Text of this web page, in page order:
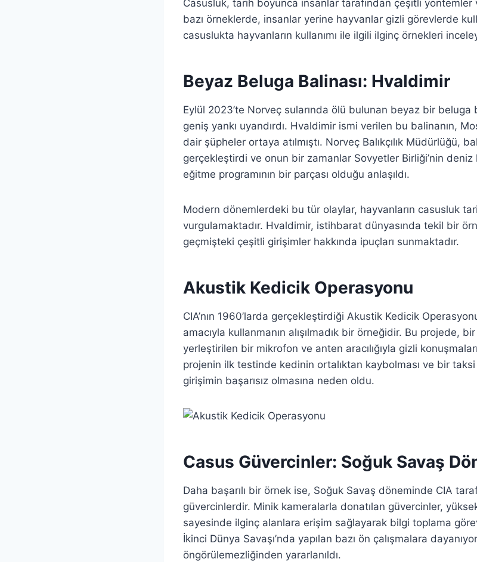
Casusluk, tarih boyunca insanlar tarafından çeşitli
bazı örneklerde, insanlar yerine hayvanlar gizli görevlerde
casuslukta hayvanların kullanımı ile ilgili ilginç örnekleri
Beyaz Beluga Balinası: Hvaldimir
Eylül 2023’te Norveç sularında ölü bulunan beyaz bir beluga
geniş yankı uyandırdı. Hvaldimir ismi verilen bu balinanın,
dair şüpheler ortaya atılmıştı. Norveç Balıkçılık Müdürlüğü,
gerçekleştirdi ve onun bir zamanlar Sovyetler Birliği’nin deniz
eğitme programının bir parçası olduğu anlaşıldı.
Modern dönemlerdeki bu tür olaylar, hayvanların casusluk
vurgulamaktadır. Hvaldimir, istihbarat dünyasında tekil bir
geçmişteki çeşitli girişimler hakkında ipuçları sunmaktadır.
Akustik Kedicik Operasyonu
CIA’nın 1960’larda gerçekleştirdiği Akustik Kedicik
amacıyla kullanmanın alışılmadık bir örneğidir. Bu projede,
yerleştirilen bir mikrofon ve anten aracılığıyla gizli
projenin ilk testinde kedinin ortalıktan kaybolması ve bir
girişimin başarısız olmasına neden oldu.
Casus Güvercinler: Soğuk Savaş
Daha başarılı bir örnek ise, Soğuk Savaş döneminde CIA
güvercinlerdir. Minik kameralarla donatılan güvercinler,
sayesinde ilginç alanlara erişim sağlayarak bilgi toplama
İkinci Dünya Savaşı’nda yapılan bazı ön çalışmalara
öngörülemezliğinden yararlanıldı.